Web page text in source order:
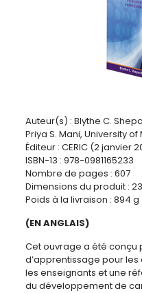
Auteur(s) : Blythe C.
Priya S. Mani, University
Éditeur : CERIC (2 janvier
ISBN-13 : 978-0981165233
Nombre de pages : 607
Dimensions du produit :
Poids à la livraison : 894 g
(EN ANGLAIS)
Cet ouvrage a été conçu
d’apprentissage pour
les enseignants et une
du développement de